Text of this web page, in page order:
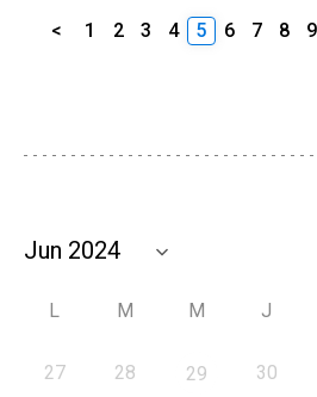
< 1 2 3 4 5 6 7 8 9
L M M J
27 28 29 30